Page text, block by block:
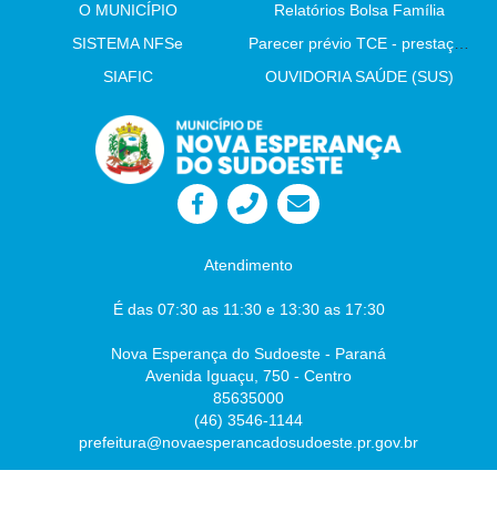
O MUNICÍPIO
Relatórios Bolsa Família
SISTEMA NFSe
Parecer prévio TCE - prestação de contas
SIAFIC
OUVIDORIA SAÚDE (SUS)
Atendimento
É das 07:30 as 11:30 e 13:30 as 17:30
Nova Esperança do Sudoeste - Paraná
Avenida Iguaçu, 750 - Centro
85635000
(46) 3546-1144
prefeitura@novaesperancadosudoeste.pr.gov.br